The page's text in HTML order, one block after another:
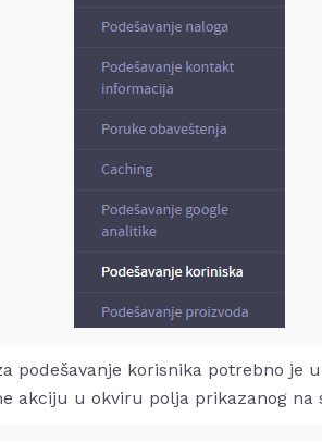
podešavanje korisnika potrebno je
akciju u okviru polja prikazanog na